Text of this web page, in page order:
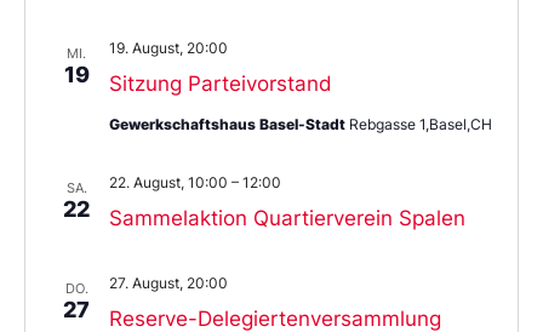
MI.
19 Sitzung Parteivorstand
19. August, 20:00
Gewerkschaftshaus Basel-Stadt Rebgasse 1,Basel,CH
SA.
22 Sammelaktion Quartierverein Spalen
22. August, 10:00 – 12:00
DO.
27 Reserve-Delegiertenversammlung
27. August, 20:00